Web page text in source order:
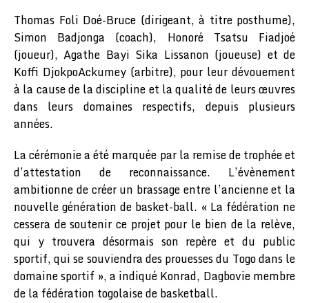
Thomas Foli Doé-Bruce (dirigeant, à titre posthume),
Simon Badjonga (coach), Honoré Tsatsu Fiadjoé
(joueur), Agathe Bayi Sika Lissanon (joueuse) et de
Koffi DjokpoAckumey (arbitre), pour leur dévouement
à la cause de la discipline et la qualité de leurs œuvres
dans leurs domaines respectifs, depuis plusieurs
années.
La cérémonie a été marquée par la remise de trophée et
d’attestation de reconnaissance. L’évènement
ambitionne de créer un brassage entre l’ancienne et la
nouvelle génération de basket-ball. « La fédération ne
cessera de soutenir ce projet pour le bien de la relève,
qui y trouvera désormais son repère et du public
sportif, qui se souviendra des prouesses du Togo dans le
domaine sportif », a indiqué Konrad, Dagbovie membre
de la fédération togolaise de basketball.